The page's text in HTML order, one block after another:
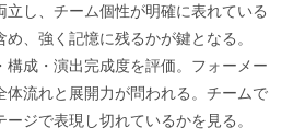
立し、チーム個性が明確に表れている
、強く記憶に残るかが鍵となる。
構成・演出完成度を評価。フォーメー
体流れと展開力が問われる。チームで
ジで表現し切れているかを見る。